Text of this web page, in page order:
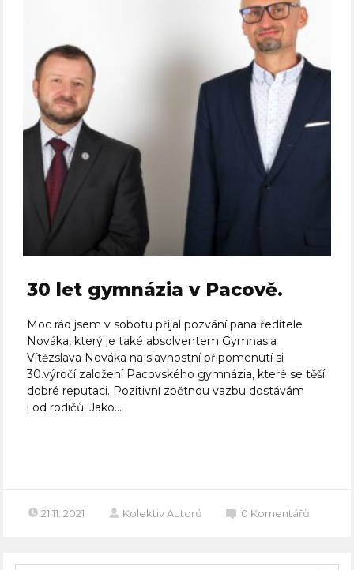
30 let gymnázia v Pacově.
Moc rád jsem v sobotu přijal pozvání pana ředitele
Nováka, který je také absolventem Gymnasia
Vítězslava Nováka na slavnostní připomenutí si
30.výročí založení Pacovského gymnázia, které se těší
dobré reputaci. Pozitivní zpětnou vazbu dostávám
i od rodičů. Jako...
21.11. 2021 Kolektiv Autorů 0 Komentářů